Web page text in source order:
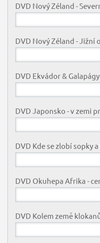
DVD Nový Zéland -
DVD Nový Zéland - Jižní
DVD Ekvádor & Galapágy
DVD Japonsko - v zemi
DVD Kde se zlobí sopky
DVD Okuhepa Afrika -
DVD Kolem země